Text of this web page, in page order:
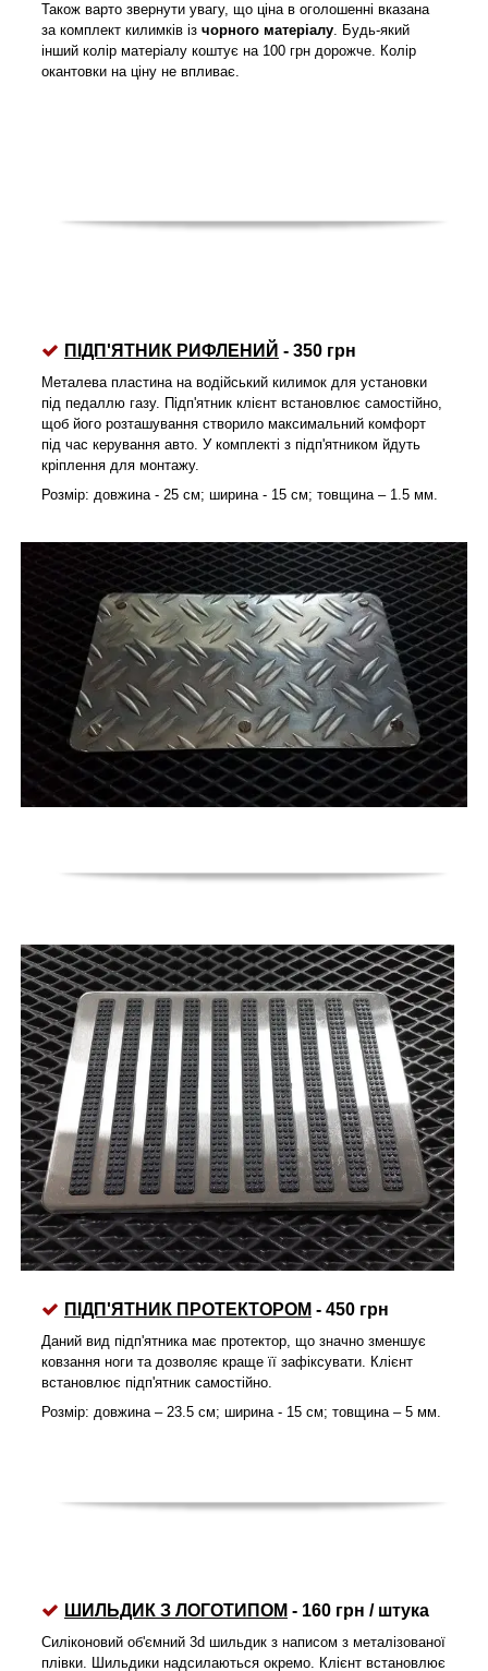
Також варто звернути увагу, що ціна в оголошенні вказана
за комплект килимків із чорного матеріалу. Будь-який
інший колір матеріалу коштує на 100 грн дорожче. Колір
окантовки на ціну не впливає.
ПІДП'ЯТНИК РИФЛЕНИЙ - 350 грн
Металева пластина на водійський килимок для установки
під педаллю газу. Підп'ятник клієнт встановлює самостійно,
щоб його розташування створило максимальний комфорт
під час керування авто. У комплекті з підп'ятником йдуть
кріплення для монтажу.
Розмір: довжина - 25 см; ширина - 15 см; товщина – 1.5 мм.
ПІДП'ЯТНИК ПРОТЕКТОРОМ - 450 грн
Даний вид підп'ятника має протектор, що значно зменшує
ковзання ноги та дозволяє краще її зафіксувати. Клієнт
встановлює підп'ятник самостійно.
Розмір: довжина – 23.5 см; ширина - 15 см; товщина – 5 мм.
ШИЛЬДИК З ЛОГОТИПОМ - 160 грн / штука
Силіконовий об'ємний 3d шильдик з написом з металізованої
плівки. Шильдики надсилаються окремо. Клієнт встановлює